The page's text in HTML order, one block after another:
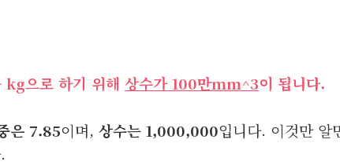
kg으로 하기 위해 상수가 100만mm^3이 됩니다.
은 7.85이며, 상수는 1,000,000입니다. 이것만 알